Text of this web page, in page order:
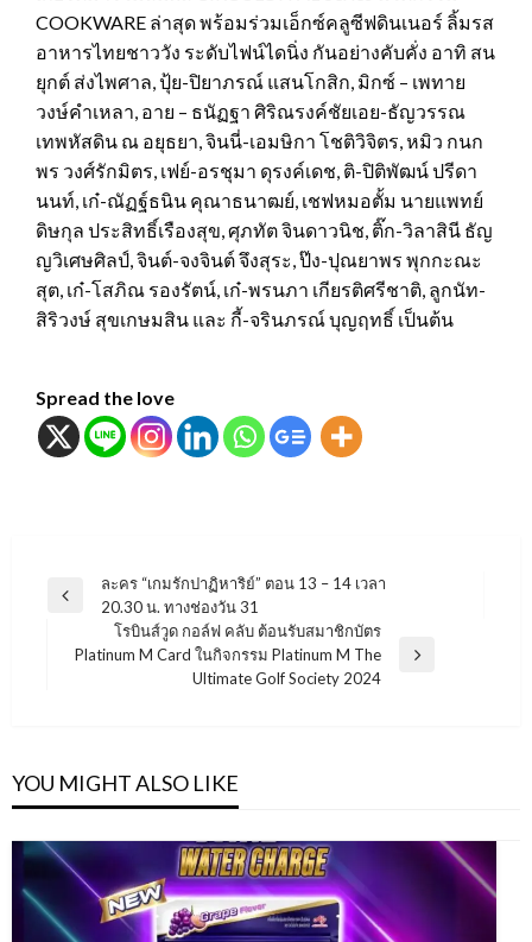
COOKWARE ล่าสุด พร้อมร่วมเอ็กซ์คลูซีฟดินเนอร์ ลิ้มรส
อาหารไทยชาววัง ระดับไฟน์ไดนิ่ง กันอย่างคับคั่ง อาทิ สน
ยุกต์ ส่งไพศาล, ปุ้ย-ปิยาภรณ์ แสนโกสิก, มิกซ์ – เพทาย
วงษ์คำเหลา, อาย – ธนัฏฐา ศิริณรงค์ชัยเอย-ธัญวรรณ
เทพหัสดิน ณ อยุธยา, จินนี่-เอมษิกา โชติวิจิตร, หมิว กนก
พร วงศ์รักมิตร, เฟย์-อรชุมา ดุรงค์เดช, ติ-ปิติพัฒน์ ปรีดา
นนท์, เก๋-ณัฏฐ์ธนิน คุณาธนาฒย์, เชฟหมอตั้ม นายแพทย์
ดิษกุล ประสิทธิ์เรืองสุข, ศุภทัต จินดาวนิช, ติ๊ก-วิลาสินี ธัญ
ญวิเศษศิลป์, จินต์-จงจินต์ จึงสุระ, ป๊ง-ปุณยาพร พุกกะณะ
สุต, เก๋-โสภิณ รองรัตน์, เก๋-พรนภา เกียรติศรีชาติ, ลูกนัท-
สิริวงษ์ สุขเกษมสิน และ กี้-จรินภรณ์ บุญฤทธิ์ เป็นต้น
Spread the love
แนะแนว
Previous
ละคร “เกมรักปาฏิหาริย์” ตอน 13 – 14 เวลา
20.30 น. ทางช่องวัน 31
Next
โรบินส์วูด กอล์ฟ คลับ ต้อนรับสมาชิกบัตร
Platinum M Card ในกิจกรรม Platinum M The
Ultimate Golf Society 2024
YOU MIGHT ALSO LIKE